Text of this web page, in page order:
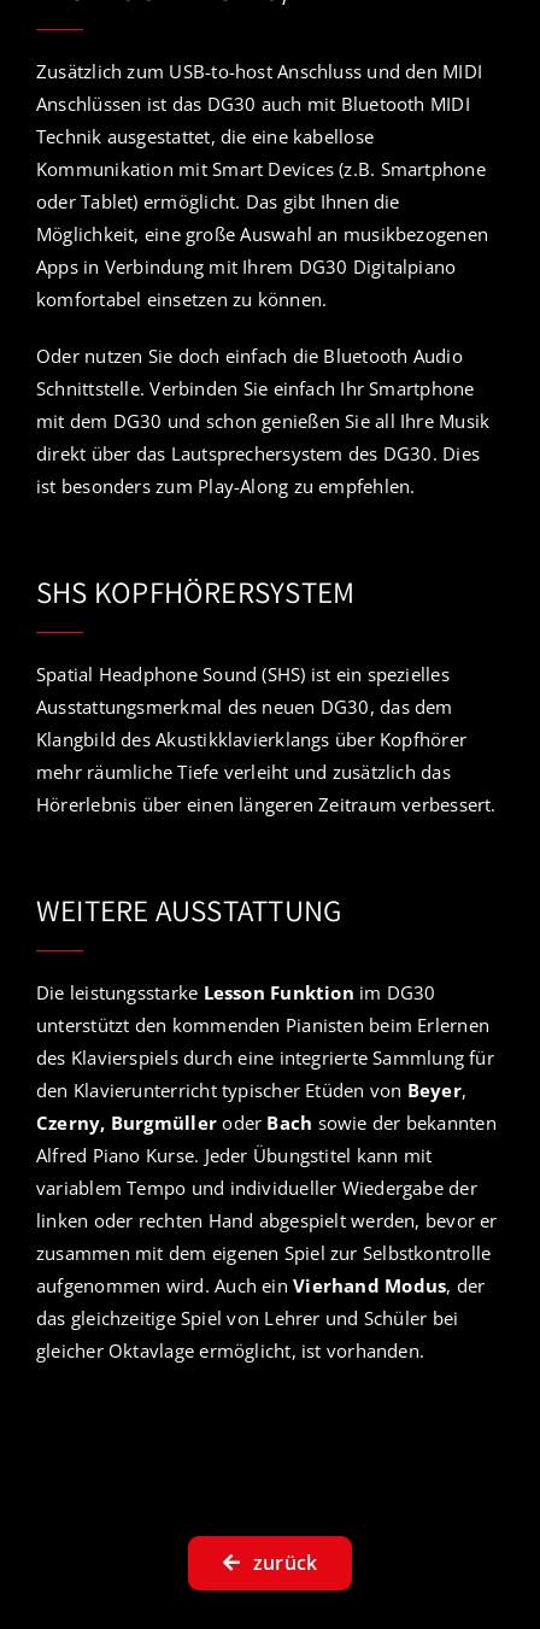
Zusätzlich zum USB-to-host Anschluss und den MIDI
Anschlüssen ist das DG30 auch mit Bluetooth MIDI
Technik ausgestattet, die eine kabellose
Kommunikation mit Smart Devices (z.B. Smartphone
oder Tablet) ermöglicht. Das gibt Ihnen die
Möglichkeit, eine große Auswahl an musikbezogenen
Apps in Verbindung mit Ihrem DG30 Digitalpiano
komfortabel einsetzen zu können.
Oder nutzen Sie doch einfach die Bluetooth Audio
Schnittstelle. Verbinden Sie einfach Ihr Smartphone
mit dem DG30 und schon genießen Sie all Ihre Musik
direkt über das Lautsprechersystem des DG30. Dies
ist besonders zum Play-Along zu empfehlen.
SHS KOPFHÖRERSYSTEM
Spatial Headphone Sound (SHS) ist ein spezielles
Ausstattungsmerkmal des neuen DG30, das dem
Klangbild des Akustikklavierklangs über Kopfhörer
mehr räumliche Tiefe verleiht und zusätzlich das
Hörerlebnis über einen längeren Zeitraum verbessert.
WEITERE AUSSTATTUNG
Die leistungsstarke Lesson Funktion im DG30
unterstützt den kommenden Pianisten beim Erlernen
des Klavierspiels durch eine integrierte Sammlung für
den Klavierunterricht typischer Etüden von Beyer,
Czerny, Burgmülleroder Bach sowie der bekannten
Alfred Piano Kurse. Jeder Übungstitel kann mit
variablem Tempo und individueller Wiedergabe der
linken oder rechten Hand abgespielt werden, bevor er
zusammen mit dem eigenen Spiel zur Selbstkontrolle
aufgenommen wird. Auch einVierhand Modus, der
das gleichzeitige Spiel von Lehrer und Schüler bei
gleicher Oktavlage ermöglicht, ist vorhanden.
zurück